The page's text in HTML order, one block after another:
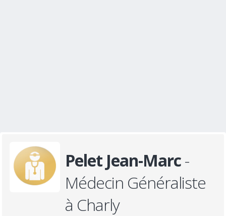
Pelet Jean-Marc-
Médecin Généraliste
à Charly